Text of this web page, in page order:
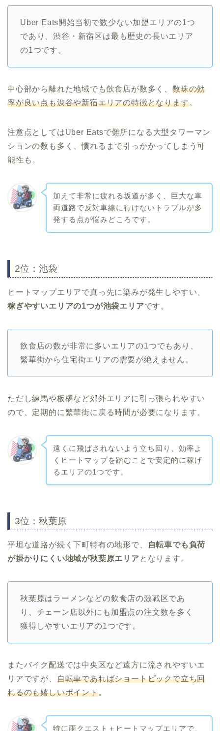
Uber Eats開始当初で数少ない加盟エリアの1つ
であり、渋谷・新宿区は最も歴史の長いエリア
の1つです。
中心部から離れた地域でも飲食店が数多く、 数珠の効
率が良い点も渋谷や新宿エリアの特徴となります。
注意点としてはUber Eatsで難所になる大型タワーマン
ションの数も多く、慣れるまで引っかかってしまう可
能性も。
加えて非常に疲れる坂道が多く、巨大な車
両道路で反対車線に行けないトラブルが多
発する点が悩みどころです。
2位：池袋
ヒートマップエリアで真っ先に染みが発生しやすい、
稼ぎやすいエリアの1つが池袋エリアです。
飲食店の数が非常に多いエリアの1つでもあり、
繁華街から住宅街エリアの需要が絶えません。
ただし練馬や板橋など郊外エリアに引っ張られやすい
ので、定期的に繁華街に戻る時間が必要になります。
遠くに飛ばされないよう立ち回り、効率よ
くヒートマップを踏むことで安定的に稼げ
るエリアの1つです。
3位：秋葉原
平坦な道路が続く下町特有の地形で、
自転車でも負荷
が掛かりにくい地域が秋葉原エリアとなります。
秋葉原はラーメンなどの飲食店の激戦区であ
り、チェーン店以外にも加盟点の注文数を多く
獲得しやすいエリアの1つです。
またバイク配送では中央区など遠方に流されやすいエ
リアですが、 自転車であればショートピックで立ち回
れるのも嬉しいポイント。
特に雨クエスト＋ヒートマップエリアで、